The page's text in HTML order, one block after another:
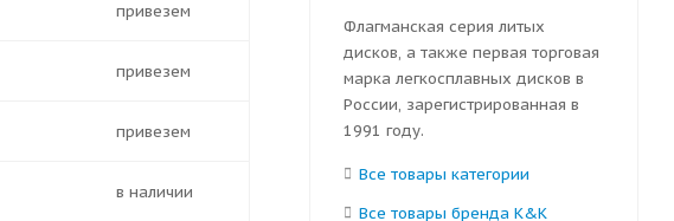
Привезем
Привезем
Привезем
в наличии
Флагманская серия литых
дисков, а также первая торговая
марка легкосплавных дисков в
России, зарегистрированная в
1991 году.
Все товары категории
Все товары бренда K&K